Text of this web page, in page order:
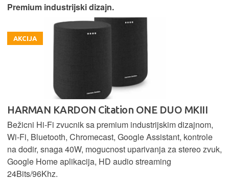
Premium industrijski dizajn.
AKCIJA
HARMAN KARDON Citation ONE DUO MKIII
Bežicni Hi-Fi zvucnik sa premium industrijskim dizajnom,
Wi-Fi, Bluetooth, Chromecast, Google Assistant, kontrole
na dodir, snaga 40W, mogucnost uparivanja za stereo zvuk,
Google Home aplikacija, HD audio streaming
24Bits/96Khz.